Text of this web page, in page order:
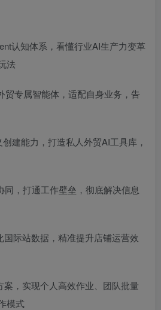
认知体系，看懂行业AI生产力变革
法
贸专属智能体，适配自身业务，告
建能力，打造私人外贸AI工具库，
同，打通工作壁垒，彻底解决信息
际站数据，精准提升店铺运营效
，实现个人高效作业、团队批量
模式